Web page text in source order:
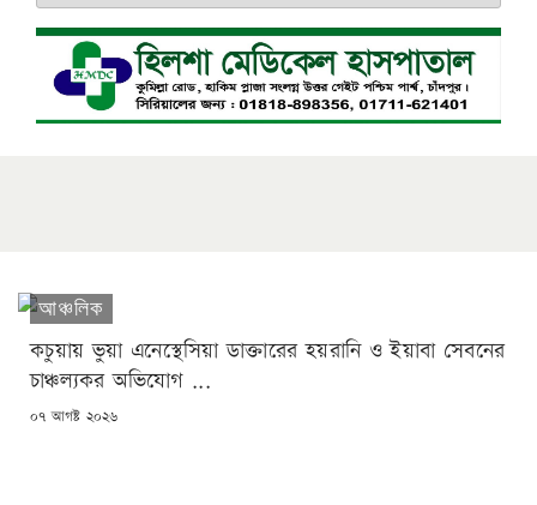
আঞ্চলিক
কচুয়ায় ভুয়া এনেস্থেসিয়া ডাক্তারের হয়রানি ও ইয়াবা সেবনের
চাঞ্চল্যকর অভিযোগ ...
POSTED
০৭ আগষ্ট ২০২৬